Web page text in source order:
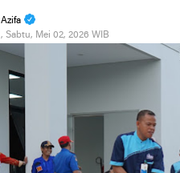
Azifa
, Sabtu, Mei 02, 2026 WIB